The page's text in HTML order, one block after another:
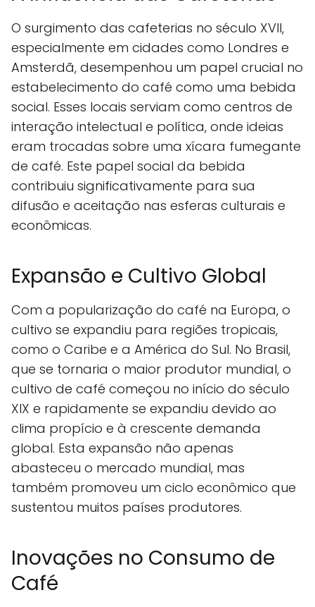
O surgimento das cafeterias no século XVII,
especialmente em cidades como Londres e
Amsterdã, desempenhou um papel crucial no
estabelecimento do café como uma bebida
social. Esses locais serviam como centros de
interação intelectual e política, onde ideias
eram trocadas sobre uma xícara fumegante
de café. Este papel social da bebida
contribuiu significativamente para sua
difusão e aceitação nas esferas culturais e
econômicas.
Expansão e Cultivo Global
Com a popularização do café na Europa, o
cultivo se expandiu para regiões tropicais,
como o Caribe e a América do Sul. No Brasil,
que se tornaria o maior produtor mundial, o
cultivo de café começou no início do século
XIX e rapidamente se expandiu devido ao
clima propício e à crescente demanda
global. Esta expansão não apenas
abasteceu o mercado mundial, mas
também promoveu um ciclo econômico que
sustentou muitos países produtores.
Inovações no Consumo de
Café